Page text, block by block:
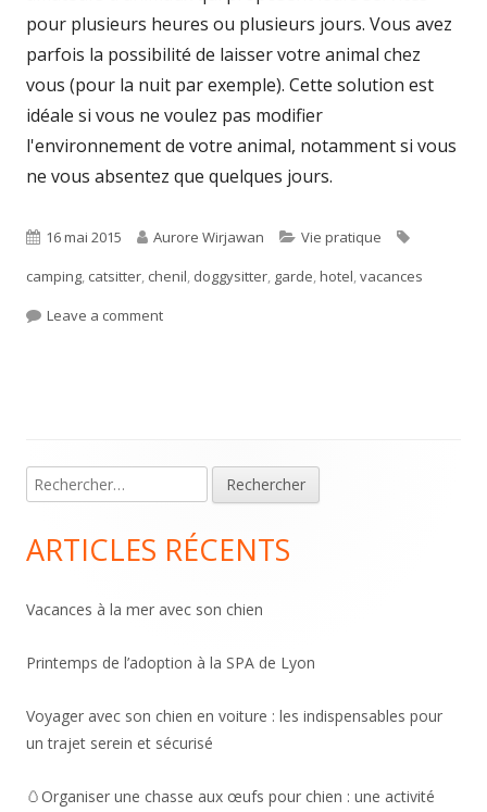
pour plusieurs heures ou plusieurs jours. Vous avez
parfois la possibilité de laisser votre animal chez
vous (pour la nuit par exemple). Cette solution est
idéale si vous ne voulez pas modifier
l'environnement de votre animal, notamment si vous
ne vous absentez que quelques jours.
Published
on
16 mai 2015 Author
Aurore Wirjawan Categories
Vie pratique
camping, catsitter, chenil, doggysitter, garde,hotel,vacances
Leave a commenton Bientôt les vacances ! Avec ou sans mon
Main
Rechercher :
ARTICLES RÉCENTS
Vacances à la mer avec son chien
Printemps de l’adoption à la SPA de Lyon
Voyager avec son chien en voiture : les indispensables pour
un trajet serein et sécurisé
🥚Organiser une chasse aux œufs pour chien : une activité